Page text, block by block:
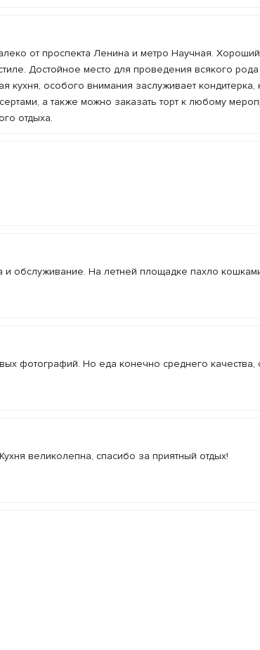
от проспекта Ленина и метро Научная.
Достойное место для проведения всякого
особого внимания заслуживает кондитерка,
а также можно заказать торт к любому
отдыха.
обслуживание. На летней площадке пахло
фотографий. Но еда конечно среднего
великолепна, спасибо за приятный отдых!